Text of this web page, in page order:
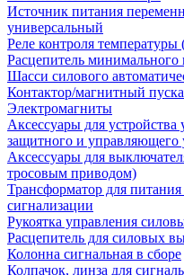
Источник питания
универсальный
Реле контроля температуры
Расцепитель минимального
Шасси силового
Контактор/магнитный
Электромагниты
Аксессуары для
защитного и управляющего
Аксессуары для
тросовым приводом)
Трансформатор для
сигнализации
Рукоятка управления
Расцепитель для силовых
Колонна сигнальная в сборе
Колпачок, линза для